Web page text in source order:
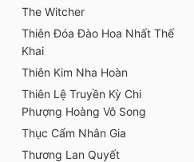
The Witcher
Thiên Đóa Đào Hoa Nhất Thế
Khai
Thiên Kim Nha Hoàn
Thiên Lệ Truyền Kỳ Chi
Phượng Hoàng Vô Song
Thục Cẩm Nhân Gia
Thương Lan Quyết